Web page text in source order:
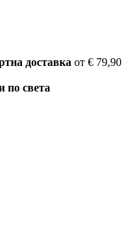
доставка от € 79,90
по света